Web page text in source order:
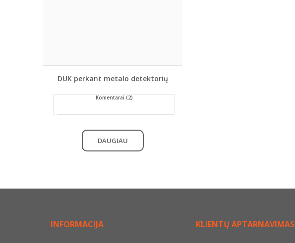
DUK perkant metalo detektorių
Komentarai (2)
DAUGIAU
INFORMACIJA KLIENTŲ APTARNAVIMAS